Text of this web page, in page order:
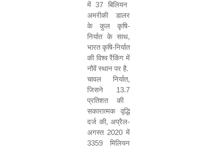
में37 बिलियन
अमरीकी डालर
के कुल कृषि-
निर्यात के साथ,
भारत कृषि-निर्यात
की विश्व रैंकिंग में
नौवें स्थान पर है.
चावल निर्यात,
जिसने 13.7
प्रतिशत की
सकारात्मक वृद्धि
दर्ज की, अप्रैल-
अगस्त 2020 में
3359 मिलियन